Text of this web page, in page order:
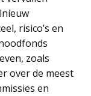
risico’s en
zoals
over de meest
en